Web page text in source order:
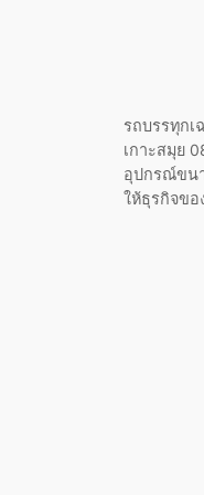
รถบรรทุกเ
เกาะสมุย
อุปกรณ์ขน
ให้ธุรกิจขอ